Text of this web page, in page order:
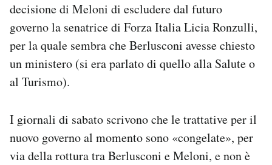
decisione di Meloni di escludere dal futuro
governo la senatrice di Forza Italia Licia Ronzulli,
per la quale sembra che Berlusconi avesse chiesto
un ministero (si era parlato di quello alla Salute o
al Turismo).
I giornali di sabato scrivono che le trattative per il
nuovo governo al momento sono «congelate», per
via della rottura tra Berlusconi e Meloni, e non è